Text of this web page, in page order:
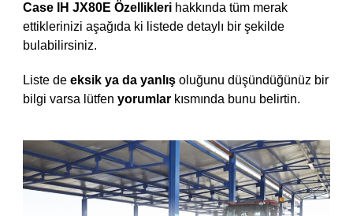
Case IH JX80E Özelliklerihakkında tüm merak
ettiklerinizi aşağıda ki listede detaylı bir şekilde
bulabilirsiniz.
Liste de eksik ya da yanlışoluğunu düşündüğünüz bir
bilgi varsa lütfen yorumlarkısmında bunu belirtin.